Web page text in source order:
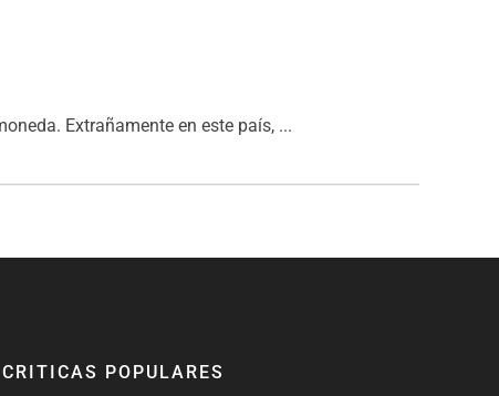
Extrañamente en este país, ...
CRITICAS POPULARES